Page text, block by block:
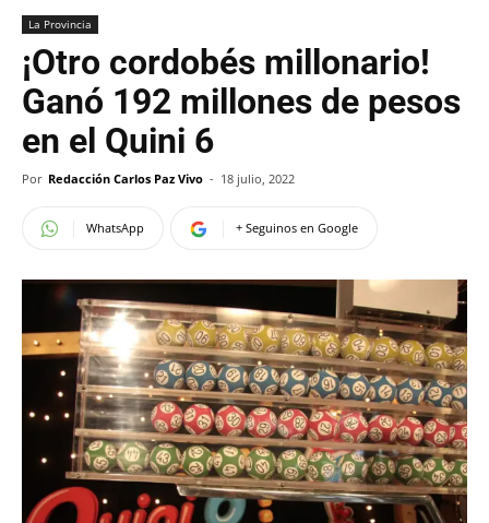
La Provincia
¡Otro cordobés millonario!
Ganó 192 millones de pesos
en el Quini 6
Por Redacción Carlos Paz Vivo - 18 julio, 2022
WhatsApp + Seguinos en Google